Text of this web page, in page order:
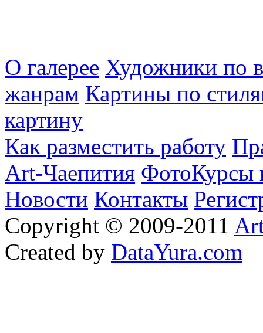
О галерее Художники по
жанрам Картины по
картину
Как разместить работу
Art-Чаепития ФотоКурсы
Новости Контакты
Copyright © 2009-2011
Created by DataYura.com